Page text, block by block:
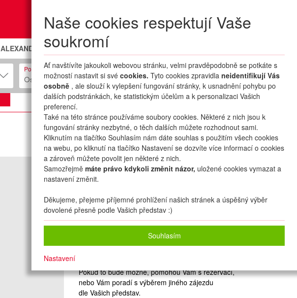
MojePřihlášení
Naše cookies respektují Vaše
soukromí
Ať navštívíte jakoukoli webovou stránku, velmi pravděpodobně se potkáte s
možností nastavit si své cookies. Tyto cookies zpravidla neidentifikují Vás
osobně , ale slouží k vylepšení fungování stránky, k usnadnění pohybu po
dalších podstránkách, ke statistickým účelům a k personalizaci Vašich
preferencí.
Také na této stránce používáme soubory cookies. Některé z nich jsou k
fungování stránky nezbytné, o těch dalších můžete rozhodnout sami.
Kliknutím na tlačítko Souhlasím nám dáte souhlas s použitím všech cookies
na webu, po kliknutí na tlačítko Nastavení se dozvíte více informací o cookies
a zároveň můžete povolit jen některé z nich.
Samozřejmě máte právo kdykoli změnit názor, uložené cookies vymazat a
nastavení změnit.
Děkujeme, přejeme příjemné prohlížení našich stránek a úspěšný výběr
dovolené přesně podle Vašich představ :)
Souhlasím
Nastavení
ALEXANDRIA PREMIUM CLUB
Počet osob
Osob: 2 + 0 HLEDAT ZÁJEZDY
mapa oblíbené sdílet
2 dospělí+0 dětí
Zvolený zájezd nelze on-line nacenit a
Pokud to bude možné, pomohou Vám s rezervací,
nebo Vám poradí s výběrem jiného zájezdu
dle Vašich představ.